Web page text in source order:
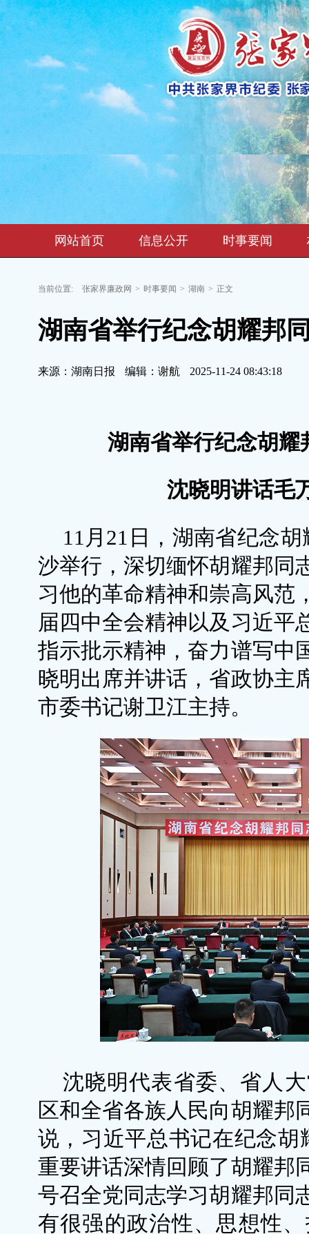
网站首页 信息公开 时事要闻
当前位置: 张家界廉政网 > 时事要闻 > 湖南 > 正文
湖南省举行纪念胡耀邦
来源：湖南日报 编辑：谢航 2025-11-24 08:43:18
湖南省举行纪念胡耀
沈晓明讲话毛
11月21日，湖南省纪念
沙举行，深切缅怀胡耀邦同
习他的革命精神和崇高风范
届四中全会精神以及习近平
指示批示精神，奋力谱写中
晓明出席并讲话，省政协主
市委书记谢卫江主持。
沈晓明代表省委、省人
区和全省各族人民向胡耀邦
说，习近平总书记在纪念
重要讲话深情回顾了胡耀邦
号召全党同志学习胡耀邦同
有很强的政治性、思想性